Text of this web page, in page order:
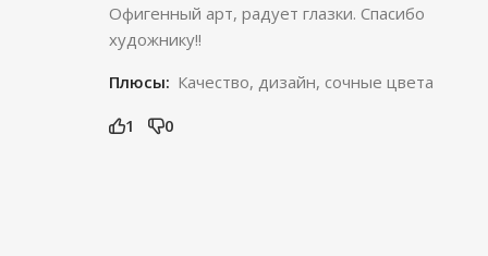
Офигенный арт, радует глазки. Спасибо
художнику!!
Плюсы: Качество, дизайн, сочные цвета
1 0